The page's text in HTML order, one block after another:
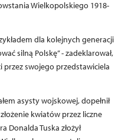
Wielkopolskiego 1918-
dla kolejnych generacji
silną Polskę” - zadeklarował,
swojego przedstawiciela
asysty wojskowej, dopełnił
kwiatów przez liczne
Donalda Tuska złożył